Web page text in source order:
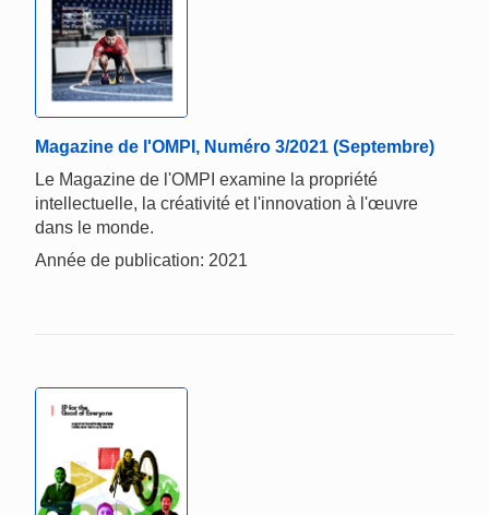
Magazine de l'OMPI, Numéro 3/2021 (Septembre)
Le Magazine de l'OMPI examine la propriété
intellectuelle, la créativité et l'innovation à l'œuvre
dans le monde.
Année de publication: 2021